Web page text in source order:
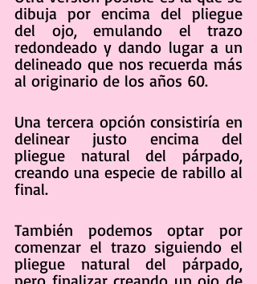
dibuja por encima del pliegue
del ojo, emulando el trazo
redondeado y dando lugar a un
delineado que nos recuerda más
al originario de los años 60.
Una tercera opción consistiría en
delinear justo encima del
pliegue natural del párpado,
creando una especie de rabillo al
final.
También podemos optar por
comenzar el trazo siguiendo el
pliegue natural del párpado,